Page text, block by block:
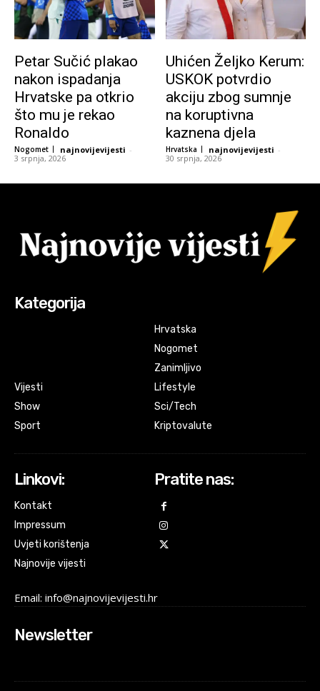
Petar Sučić plakao
nakon ispadanja
Hrvatske pa otkrio
što mu je rekao
Ronaldo
Nogomet najnovijevijesti -
3 srpnja, 2026
Uhićen Željko Kerum:
USKOK potvrdio
akciju zbog sumnje
na koruptivna
kaznena djela
Hrvatska najnovijevijesti -
30 srpnja, 2026
Kategorija
Vijesti
Show
Sport
Hrvatska
Nogomet
Zanimljivo
Lifestyle
Sci/Tech
Kriptovalute
Linkovi:
Kontakt
Impressum
Uvjeti korištenja
Najnovije vijesti
Pratite nas:
Email: info@najnovijevijesti.hr
Newsletter